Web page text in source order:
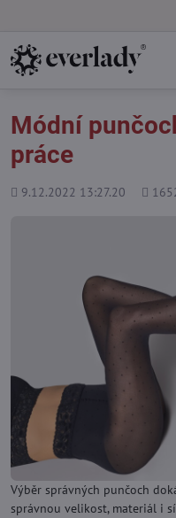
Módní
práce
Přidáno
9.12.2022 13:27.20
Počet
Výběr správných punčoch
správnou velikost, materiál i